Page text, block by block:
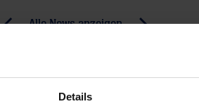
Details
Rhein-
Alle News anzeigen
Löwen